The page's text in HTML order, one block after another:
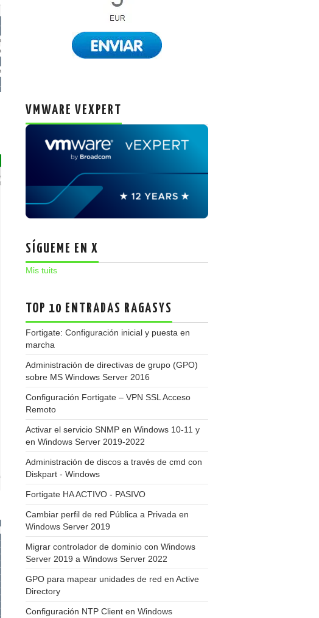
VMWARE VEXPERT
SÍGUEME EN X
Mis tuits
TOP 10 ENTRADAS RAGASYS
Fortigate: Configuración inicial y puesta en
marcha
Administración de directivas de grupo (GPO)
sobre MS Windows Server 2016
Configuración Fortigate – VPN SSL Acceso
Remoto
Activar el servicio SNMP en Windows 10-11 y
en Windows Server 2019-2022
Administración de discos a través de cmd con
Diskpart - Windows
Fortigate HA ACTIVO - PASIVO
Cambiar perfil de red Pública a Privada en
Windows Server 2019
Migrar controlador de dominio con Windows
Server 2019 a Windows Server 2022
GPO para mapear unidades de red en Active
Directory
Configuración NTP Client en Windows